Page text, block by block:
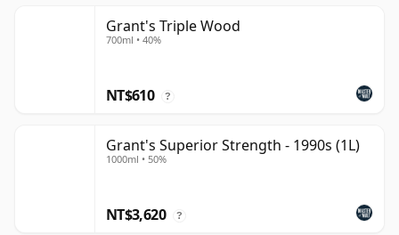
Grant's Triple Wood
700ml • 40%
NT$610 ?
Grant's Superior Strength - 1990s (1L)
1000ml • 50%
NT$3,620 ?